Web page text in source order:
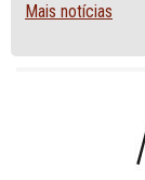
Mais notícias